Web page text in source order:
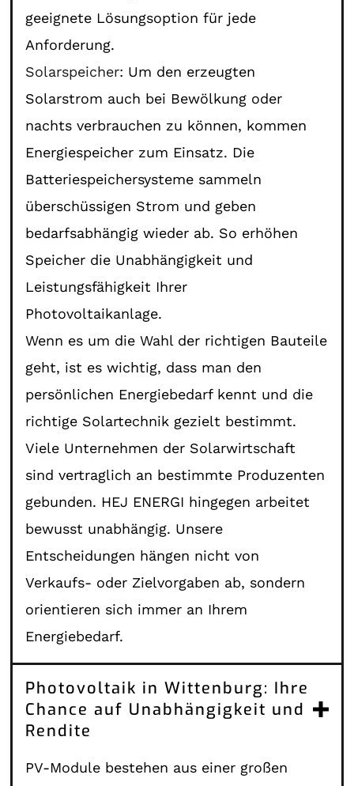
geeignete Lösungsoption für jede
Anforderung.
Solarspeicher: Um den erzeugten
Solarstrom auch bei Bewölkung oder
nachts verbrauchen zu können, kommen
Energiespeicher zum Einsatz. Die
Batteriespeichersysteme sammeln
überschüssigen Strom und geben
bedarfsabhängig wieder ab. So erhöhen
Speicher die Unabhängigkeit und
Leistungsfähigkeit Ihrer
Photovoltaikanlage.
Wenn es um die Wahl der richtigen Bauteile
geht, ist es wichtig, dass man den
persönlichen Energiebedarf kennt und die
richtige Solartechnik gezielt bestimmt.
Viele Unternehmen der Solarwirtschaft
sind vertraglich an bestimmte Produzenten
gebunden. HEJ ENERGI hingegen arbeitet
bewusst unabhängig. Unsere
Entscheidungen hängen nicht von
Verkaufs- oder Zielvorgaben ab, sondern
orientieren sich immer an Ihrem
Energiebedarf.
Photovoltaik in Wittenburg: Ihre
Chance auf Unabhängigkeit und
Rendite
PV-Module bestehen aus einer großen